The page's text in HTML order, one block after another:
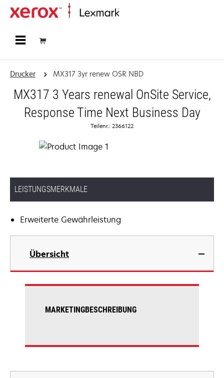
Drucker MX317 3yr renew OSR NBD
MX317 3 Years renewal OnSite Service,
Response Time Next Business Day
Teilenr.: 2366122
LEISTUNGSMERKMALE
Erweiterte Gewährleistung
Übersicht
MARKETINGBESCHREIBUNG